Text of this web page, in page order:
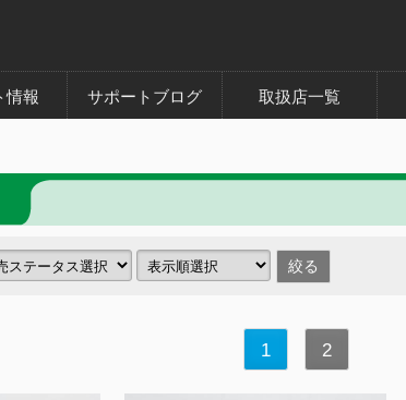
情報 サポートブログ 取扱店一覧
1 2